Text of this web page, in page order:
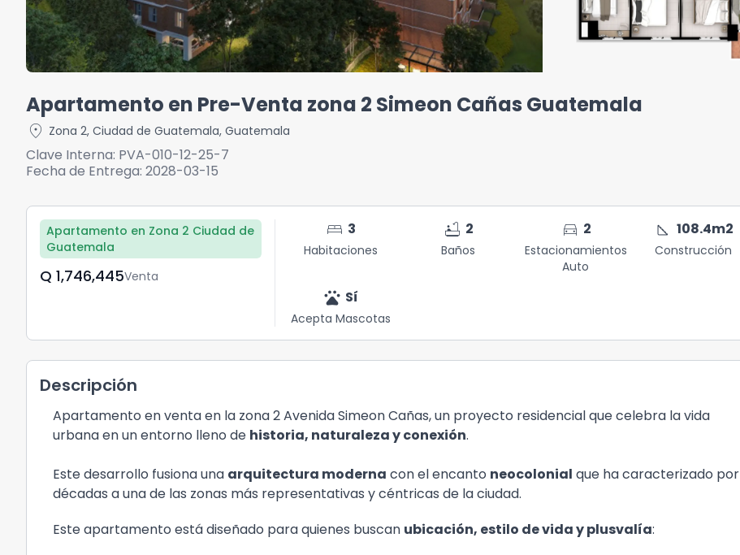
Apartamento en Pre-Venta zona 2 Simeon Cañas Guatemala
location_on Zona 2, Ciudad de Guatemala, Guatemala
Clave Interna: PVA-010-12-25-7
Fecha de Entrega: 2028-03-15
Apartamento en Zona 2 Ciudad de
Guatemala
Q	1,746,445Venta
bed 3
Habitaciones
bathtub 2
Baños
directions_car 2
Estacionamientos
Auto
square_foot 108.4m2
Construcción
pets Sí
Acepta Mascotas
Descripción
Apartamento en venta en la zona 2 Avenida Simeon Cañas, un proyecto residencial que celebra la vida
urbana en un entorno lleno de historia, naturaleza y conexión.
Este desarrollo fusiona una arquitectura moderna con el encanto neocolonial que ha caracterizado por
décadas a una de las zonas más representativas y céntricas de la ciudad.
Este apartamento está diseñado para quienes buscan ubicación, estilo de vida y plusvalía: